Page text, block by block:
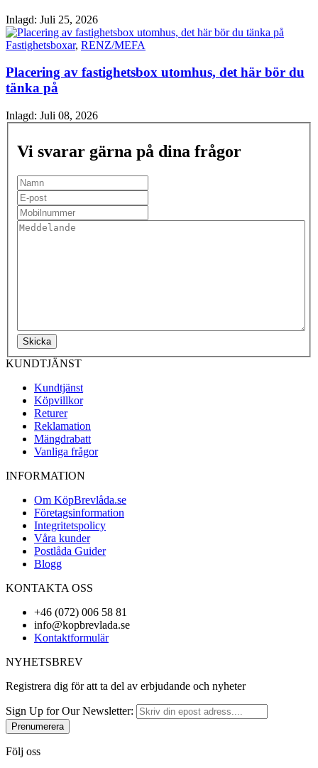
Inlagd: Juli 25, 2026
Fastighetsboxar, RENZ/MEFA
Placering av fastighetsbox utomhus, det här bör du
tänka på
Inlagd: Juli 08, 2026
Vi svarar gärna på dina frågor
Skicka
KUNDTJÄNST
Kundtjänst
Köpvillkor
Returer
Reklamation
Mängdrabatt
Vanliga frågor
INFORMATION
Om KöpBrevlåda.se
Företagsinformation
Integritetspolicy
Våra kunder
Postlåda Guider
Blogg
KONTAKTA OSS
+46 (072) 006 58 81
info@kopbrevlada.se
Kontaktformulär
NYHETSBREV
Registrera dig för att ta del av erbjudande och nyheter
Sign Up for Our Newsletter:
Prenumerera
Följ oss